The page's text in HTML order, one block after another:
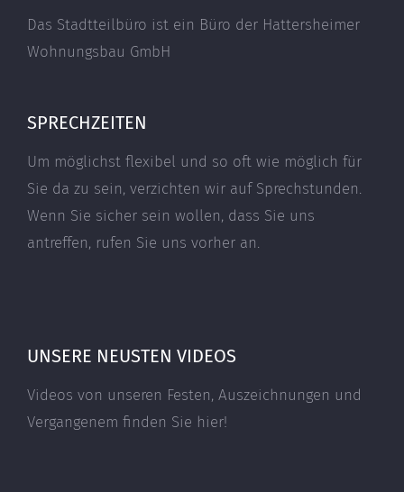
Das Stadtteilbüro ist ein Büro der Hattersheimer
Wohnungsbau GmbH
SPRECHZEITEN
Um möglichst flexibel und so oft wie möglich für
Sie da zu sein, verzichten wir auf Sprechstunden.
Wenn Sie sicher sein wollen, dass Sie uns
antreffen, rufen Sie uns vorher an.
UNSERE NEUSTEN VIDEOS
Videos von unseren Festen, Auszeichnungen und
Vergangenem finden Sie hier!